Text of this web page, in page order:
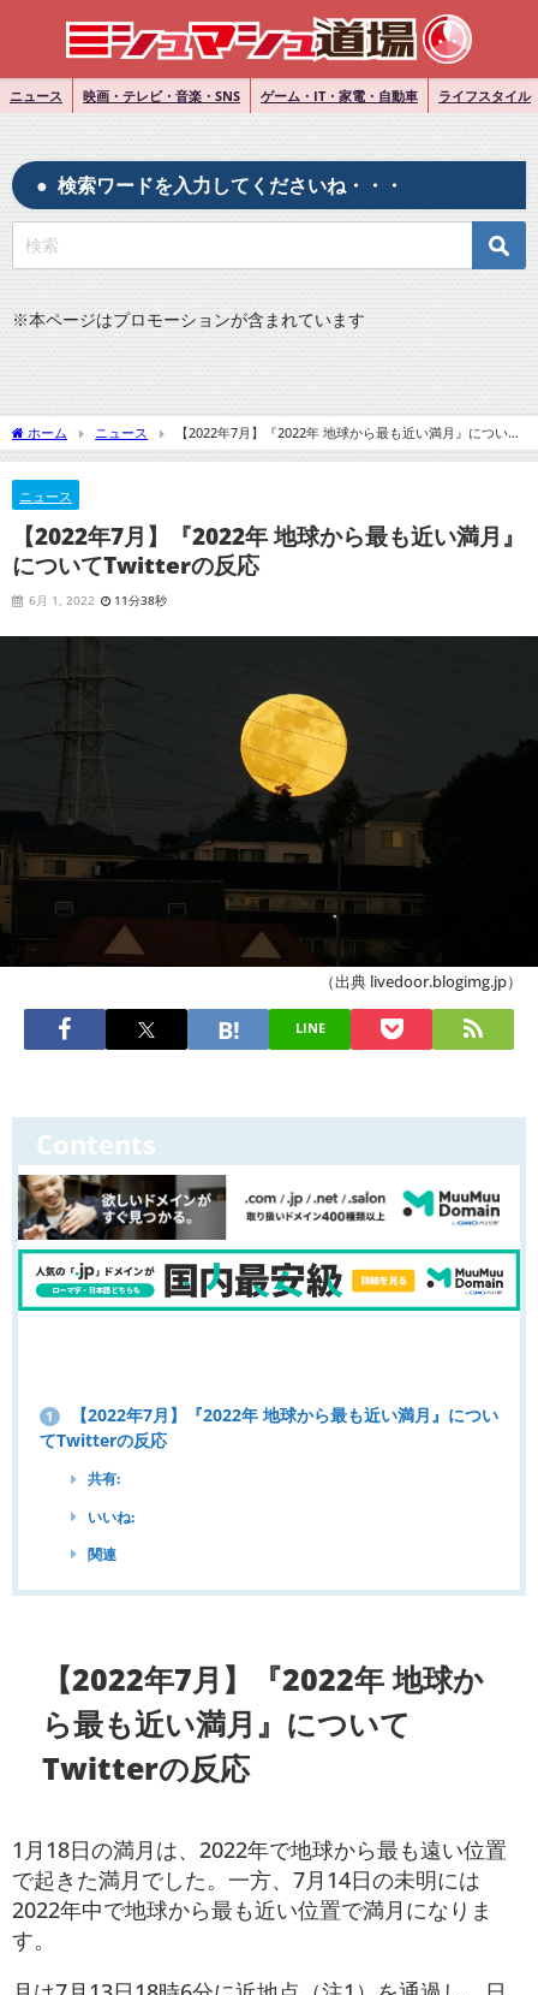
ニュース 映画・テレビ・音楽・SNS ゲーム・IT・家電・自動車 ライフスタイル
検索ワードを入力してくださいね・・・
※本ページはプロモーションが含まれています
ホーム ニュース
【2022年7月】『2022年 地球から最も近い満月』について
Twitterの反応
ニュース
【2022年7月】『2022年 地球から最も近い満月』
についてTwitterの反応
6月 1, 2022 11分38秒
（出典 livedoor.blogimg.jp）
LINE
Contents
1
【2022年7月】『2022年 地球から最も近い満月』につい
てTwitterの反応
共有:
いいね:
関連
【2022年7月】『2022年 地球か
ら最も近い満月』について
Twitterの反応
1月18日の満月は、2022年で地球から最も遠い位置
で起きた満月でした。一方、7月14日の未明には
2022年中で地球から最も近い位置で満月になりま
す。